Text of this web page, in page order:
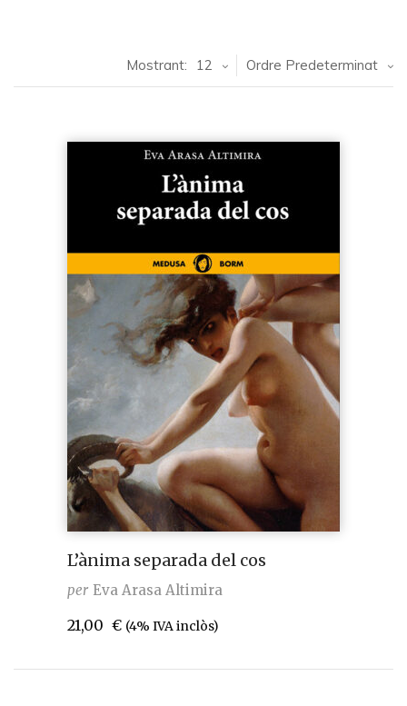
Ordre Predeterminat
Mostrant: 12
L’ànima separada del cos
per Eva Arasa Altimira
21,00 € (4% IVA inclòs)